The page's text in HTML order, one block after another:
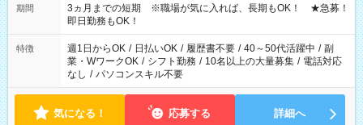
期間
3ヵ月までの短期 ※職場が気に入れば、長期もOK！ ★急募！
即日勤務もOK！
特徴 週1日からOK / 日払いOK / 履歴書不要 / 40～50代活躍中 / 副
業・WワークOK / シフト勤務 / 10名以上の大量募集 / 電話対応
なし / パソコンスキル不要
気になる！ 応募する 詳細へ